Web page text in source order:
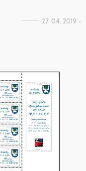
27. 04. 2019 -